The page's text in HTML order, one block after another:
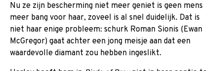
Nu ze zijn bescherming niet meer geniet is geen mens
meer bang voor haar, zoveel is al snel duidelijk. Dat is
niet haar enige probleem: schurk Roman Sionis (Ewan
McGregor) gaat achter een jong meisje aan dat een
waardevolle diamant zou hebben ingeslikt.